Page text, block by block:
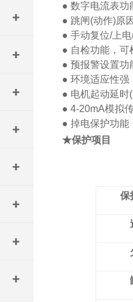
● 数字电流表功
● 跳闸(动作)原
● 手动复位/上电
● 自检功能，可
● 预报警设置功
● 环境适应性强
● 电机起动延时
● 4-20mA模拟
● 掉电保护功能
★保护项目
保